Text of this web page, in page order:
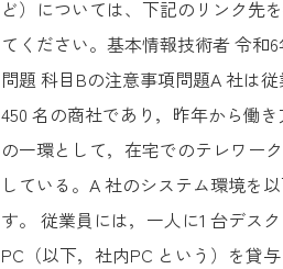
ど）については、下記のリンク先
てください。基本情報技術者 令和
問題 科目Bの注意事項問題A 社は従
450 名の商社であり，昨年から働
の一環として，在宅でのテレワー
している。A 社のシステム環境を
す。 従業員には，一人に1 台デス
PC（以下，社内PC という）を貸